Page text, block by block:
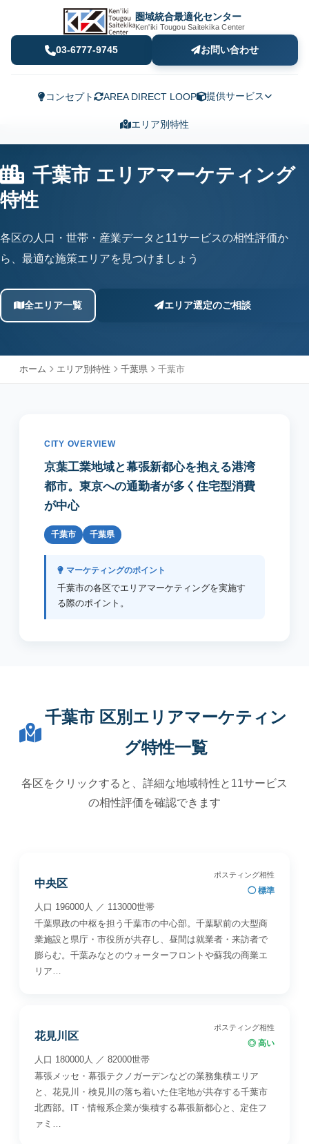
圏域統合最適化センター
Ken'iki Tougou Saitekika Center
03-6777-9745 お問い合わせ
コンセプト AREA DIRECT LOOP 提供サービス
エリア別特性
千葉市 エリアマーケティング
特性
各区の人口・世帯・産業データと11サービスの相性評価か
ら、最適な施策エリアを見つけましょう
全エリア一覧 エリア選定のご相談
ホーム エリア別特性 千葉県 千葉市
CITY OVERVIEW
京葉工業地域と幕張新都心を抱える港湾
都市。東京への通勤者が多く住宅型消費
が中心
千葉市 千葉県
マーケティングのポイント
千葉市の各区でエリアマーケティングを実施す
る際のポイント。
千葉市 区別エリアマーケティン
グ特性一覧
各区をクリックすると、詳細な地域特性と11サービス
の相性評価を確認できます
中央区
ポスティング相性
◯ 標準
人口 196000人 ／ 113000世帯
千葉県政の中枢を担う千葉市の中心部。千葉駅前の大型商
業施設と県庁・市役所が共存し、昼間は就業者・来訪者で
膨らむ。千葉みなとのウォーターフロントや蘇我の商業エ
リア…
花見川区
ポスティング相性
◎ 高い
人口 180000人 ／ 82000世帯
幕張メッセ・幕張テクノガーデンなどの業務集積エリア
と、花見川・検見川の落ち着いた住宅地が共存する千葉市
北西部。IT・情報系企業が集積する幕張新都心と、定住フ
ァミ…